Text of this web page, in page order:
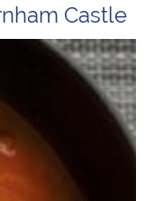
Castle